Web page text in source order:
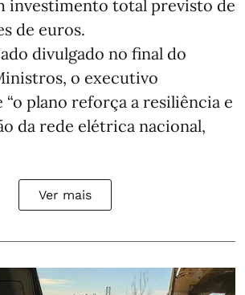
investimento total previsto de
de euros.
divulgado no final do
o executivo
“o plano reforça a resiliência e
da rede elétrica nacional,
Ver mais